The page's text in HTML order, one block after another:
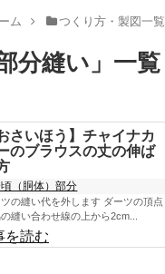
ム つくり方・製図一覧
分縫い 」 一覧
さいほう】チャイナカ
のブラウスの丈の伸ば
（胴体）部分
の縫い代を外します ダーツの頂点
の縫い合わせ線の上から2cm...
を読む